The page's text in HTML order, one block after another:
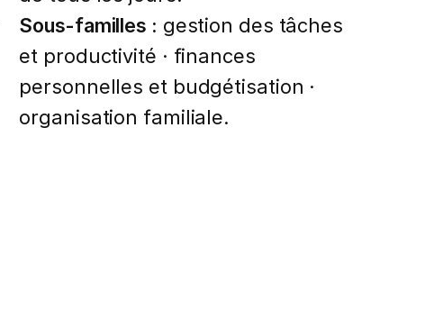
Sous-familles : gestion des tâches
et productivité · finances
personnelles et budgétisation ·
organisation familiale.